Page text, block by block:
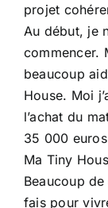
projet
Au début, je
commencer.
beaucoup
House. Moi
l’achat du
35 000
Ma Tiny
Beaucoup
fais pour